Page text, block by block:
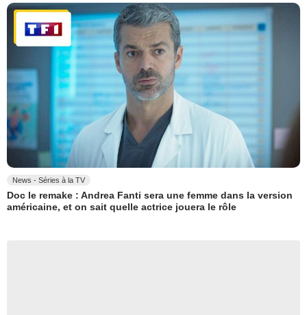
News - Séries à la TV
Doc le remake : Andrea Fanti sera une femme dans la version
américaine, et on sait quelle actrice jouera le rôle